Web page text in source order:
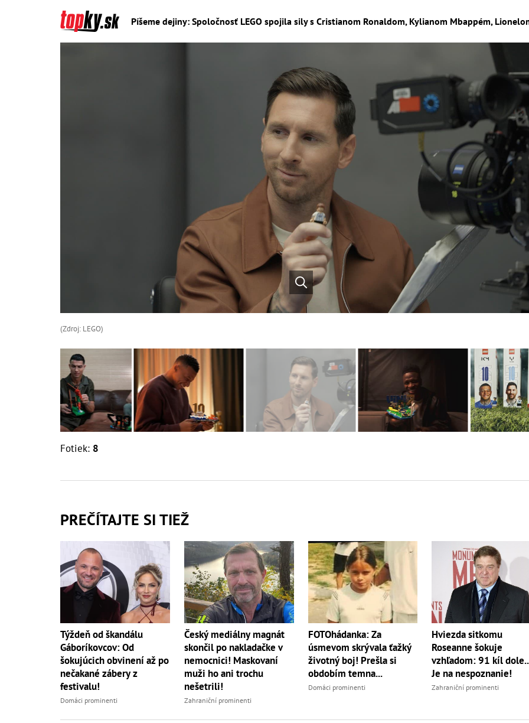
(Zdroj: LEGO)
Fotiek: 8
PREČÍTAJTE SI TIEŽ
Týždeň od škandálu
Gáboríkovcov: Od
šokujúcich obvinení až po
nečakané zábery z
festivalu!
Domáci prominenti
Český mediálny magnát
skončil po nakladačke v
nemocnici! Maskovaní
muži ho ani trochu
nešetrili!
Zahraniční prominenti
FOTOhádanka: Za
úsmevom skrývala ťažký
životný boj! Prešla si
obdobím temna...
Domáci prominenti
Hviezda sitkomu
Roseanne šokuje
vzhľadom: 91 kíl
Je na nespoznanie!
Zahraniční prominenti